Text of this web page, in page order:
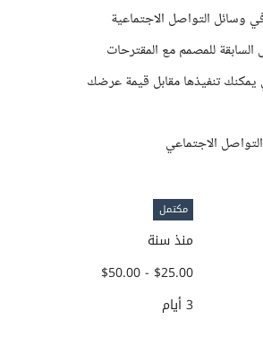
وسائل التواصل الاجتماعية
للمصمم مع المقترحات
يمكنك تنفيذها مقابل قيمة عرضك
الاجتماعي
مكتمل
منذ سنة
$25.00 - $50.00
3 أيام